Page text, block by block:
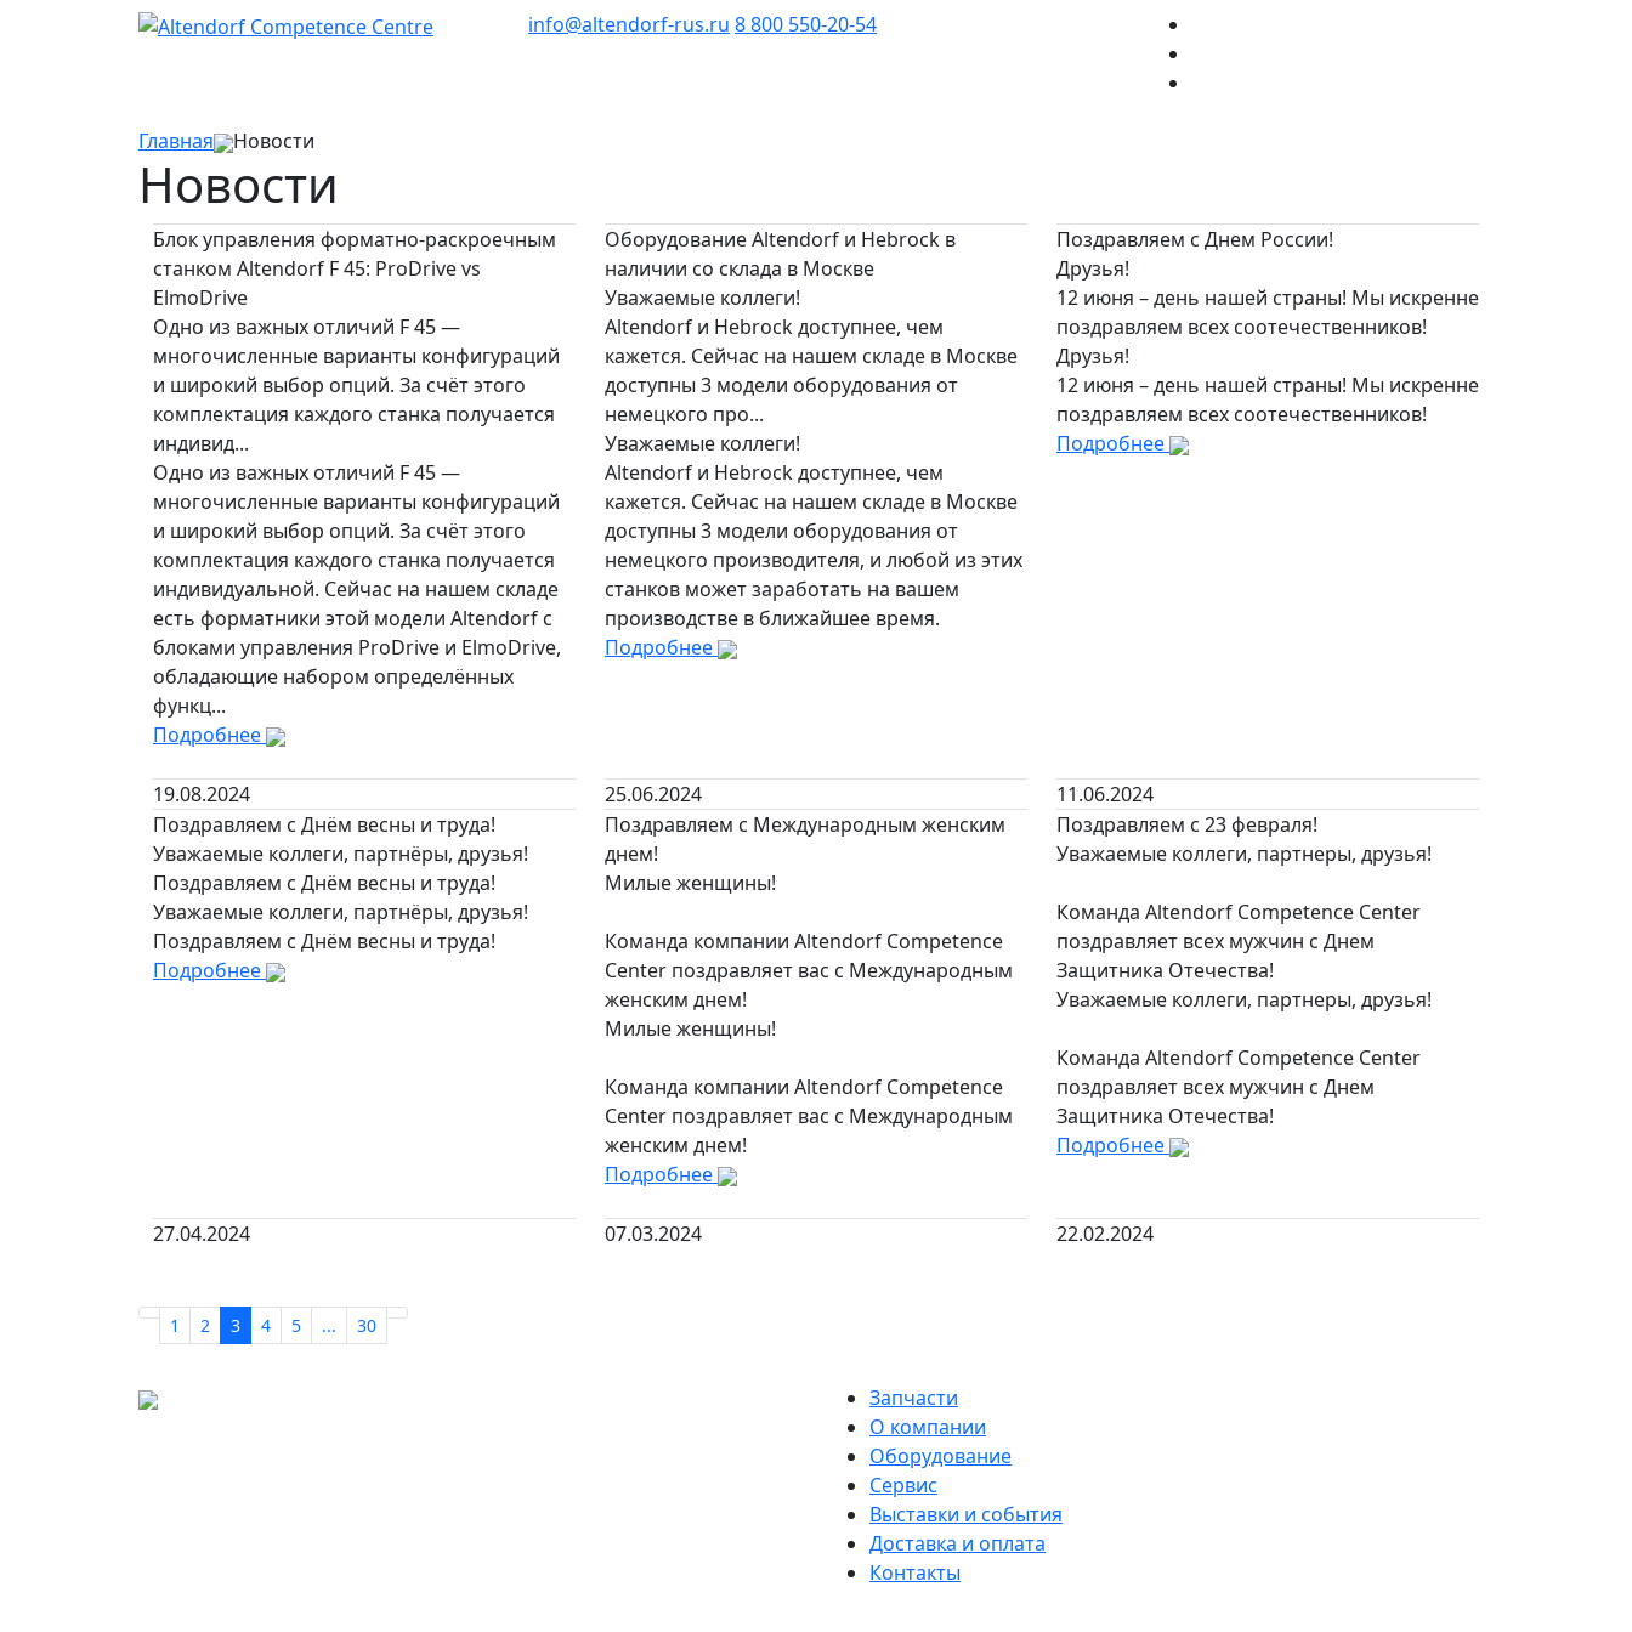
info@altendorf-rus.ru 8 800 550-20-54
Главная Новости
Новости
Блок управления форматно-раскроечным
станком Altendorf F 45: ProDrive vs
ElmoDrive
Одно из важных отличий F 45 —
многочисленные варианты конфигураций
и широкий выбор опций. За счёт этого
комплектация каждого станка получается
индивид...
Одно из важных отличий F 45 —
многочисленные варианты конфигураций
и широкий выбор опций. За счёт этого
комплектация каждого станка получается
индивидуальной. Сейчас на нашем складе
есть форматники этой модели Altendorf с
блоками управления ProDrive и ElmoDrive,
обладающие набором определённых
функц...
Подробнее
19.08.2024
Оборудование Altendorf и Hebrock в
наличии со склада в Москве
Уважаемые коллеги!
Altendorf и Hebrock доступнее, чем
кажется. Сейчас на нашем складе в Москве
доступны 3 модели оборудования от
немецкого про...
Уважаемые коллеги!
Altendorf и Hebrock доступнее, чем
кажется. Сейчас на нашем складе в Москве
доступны 3 модели оборудования от
немецкого производителя, и любой из этих
станков может заработать на вашем
производстве в ближайшее время.
Подробнее
25.06.2024
Поздравляем с Днем России!
Друзья!
12 июня – день нашей страны! Мы искренне
поздравляем всех соотечественников!
Друзья!
12 июня – день нашей страны! Мы искренне
поздравляем всех соотечественников!
Подробнее
11.06.2024
Поздравляем с Днём весны и труда!
Уважаемые коллеги, партнёры, друзья!
Поздравляем с Днём весны и труда!
Уважаемые коллеги, партнёры, друзья!
Поздравляем с Днём весны и труда!
Подробнее
27.04.2024
Поздравляем с Международным женским
днем!
Милые женщины!
Команда компании Altendorf Competence
Center поздравляет вас с Международным
женским днем!
Милые женщины!
Команда компании Altendorf Competence
Center поздравляет вас с Международным
женским днем!
Подробнее
07.03.2024
Поздравляем с 23 февраля!
Уважаемые коллеги, партнеры, друзья!
Команда Altendorf Competence Center
поздравляет всех мужчин с Днем
Защитника Отечества!
Уважаемые коллеги, партнеры, друзья!
Команда Altendorf Competence Center
поздравляет всех мужчин с Днем
Защитника Отечества!
Подробнее
22.02.2024
1 2 3 4 5 ... 30
Запчасти
О компании
Оборудование
Сервис
Выставки и события
Доставка и оплата
Контакты